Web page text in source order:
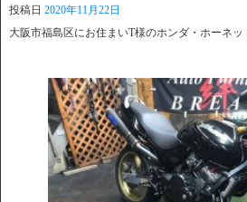
投稿日 2020年11月22日
大阪市福島区にお住まいT様のホンダ・ホーネッ